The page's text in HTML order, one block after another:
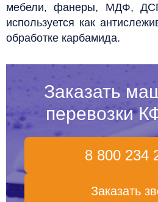
мебели, фанеры, МДФ,
используется как
обработке карбамида.
Заказать
перевозки
8 800 234
Заказать